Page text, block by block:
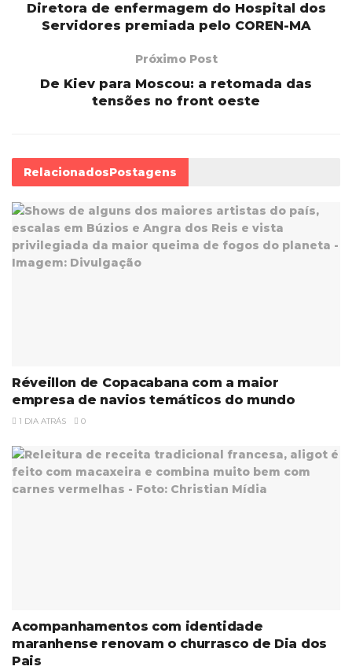
Diretora de enfermagem do Hospital dos
Servidores premiada pelo COREN-MA
Próximo Post
De Kiev para Moscou: a retomada das
tensões no front oeste
RelacionadosPostagens
Réveillon de Copacabana com a maior
empresa de navios temáticos do mundo
1 DIA ATRÁS 0
Acompanhamentos com identidade
maranhense renovam o churrasco de Dia dos
Pais